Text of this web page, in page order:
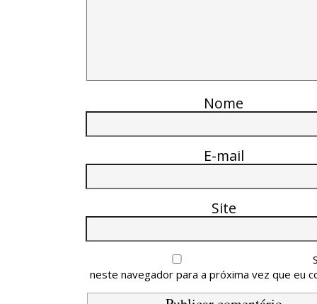
Nome
E-mail
Site
neste navegador para a próxima vez que eu